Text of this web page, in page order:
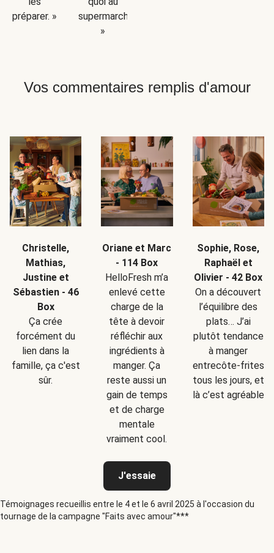
préparer. »
supermarché.
»
Vos commentaires remplis d'amour
Christelle,
Mathias,
Justine et
Sébastien - 46
Box
Ça crée
forcément du
lien dans la
famille, ça c'est
sûr.
Oriane et Marc
- 114 Box
HelloFresh m’a
enlevé cette
charge de la
tête à devoir
réfléchir aux
ingrédients à
manger. Ça
reste aussi un
gain de temps
et de charge
mentale
vraiment cool.
Sophie, Rose,
Raphaël et
Olivier - 42 Box
On a découvert
l’équilibre des
plats… J’ai
plutôt tendance
à manger
entrecôte-frites
tous les jours, et
là c’est agréable
J'essaie
Témoignages recueillis entre le 4 et le 6 avril 2025 à l'occasion du
tournage de la campagne "Faits avec amour"***